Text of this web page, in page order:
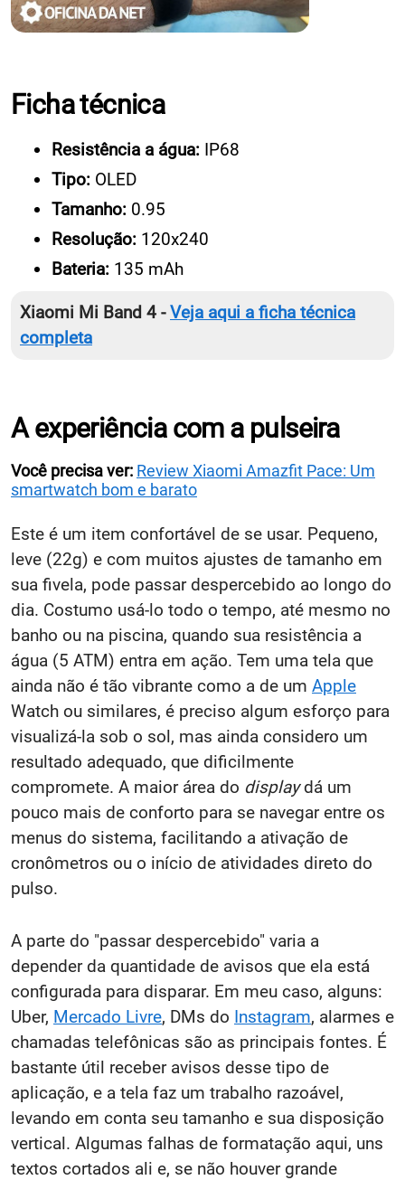
Ficha técnica
Resistência a água: IP68
Tipo: OLED
Tamanho: 0.95
Resolução: 120x240
Bateria: 135 mAh
Xiaomi Mi Band 4 -Veja aqui a ficha técnica
completa
A experiência com a pulseira
Você precisa ver: Review Xiaomi Amazfit Pace: Um
smartwatch bom e barato
Este é um item confortável de se usar. Pequeno,
leve (22g) e com muitos ajustes de tamanho em
sua fivela, pode passar despercebido ao longo do
dia. Costumo usá-lo todo o tempo, até mesmo no
banho ou na piscina, quando sua resistência a
água (5 ATM) entra em ação. Tem uma tela que
ainda não é tão vibrante como a de um Apple
Watch ou similares, é preciso algum esforço para
visualizá-la sob o sol, mas ainda considero um
resultado adequado, que dificilmente
compromete. A maior área do displaydá um
pouco mais de conforto para se navegar entre os
menus do sistema, facilitando a ativação de
cronômetros ou o início de atividades direto do
pulso.
A parte do "passar despercebido" varia a
depender da quantidade de avisos que ela está
configurada para disparar. Em meu caso, alguns:
Uber, Mercado Livre, DMs do Instagram, alarmes e
chamadas telefônicas são as principais fontes. É
bastante útil receber avisos desse tipo de
aplicação, e a tela faz um trabalho razoável,
levando em conta seu tamanho e sua disposição
vertical. Algumas falhas de formatação aqui, uns
textos cortados ali e, se não houver grande